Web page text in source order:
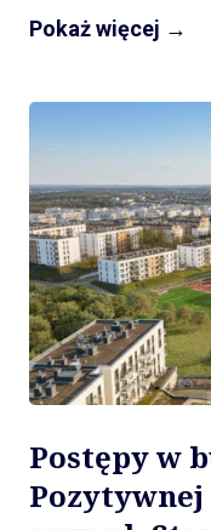
Pokaż więcej →
Postępy w
Pozytywnej